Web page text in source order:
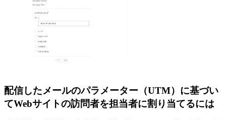
配信したメールのパラメーター（UTM）に基づい
てWebサイトの訪問者を担当者に割り当てるには